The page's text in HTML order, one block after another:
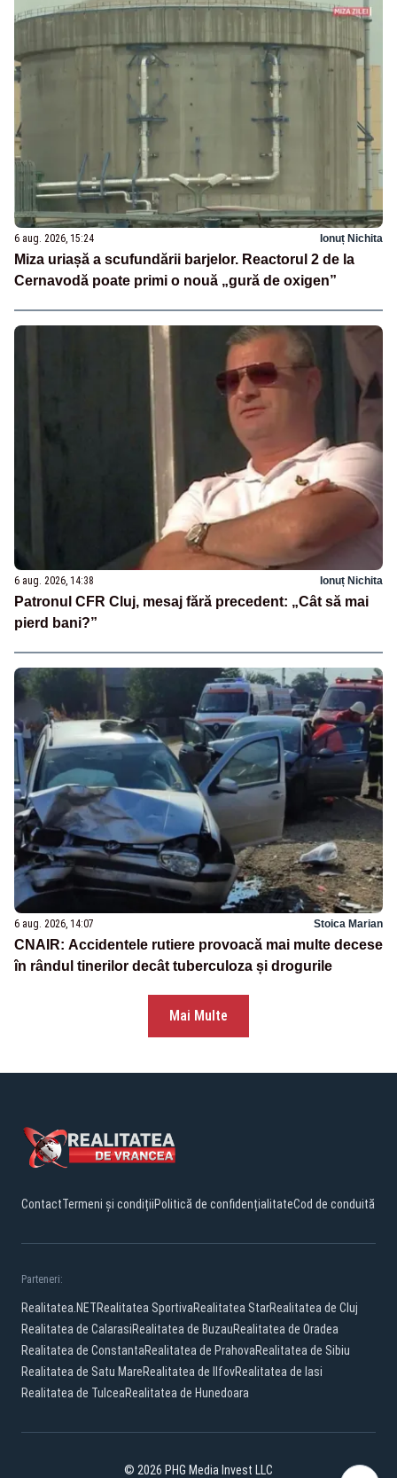
6 aug. 2026, 15:24 Ionuț Nichita
Miza uriașă a scufundării barjelor. Reactorul 2 de la
Cernavodă poate primi o nouă „gură de oxigen”
6 aug. 2026, 14:38 Ionuț Nichita
Patronul CFR Cluj, mesaj fără precedent: „Cât să mai
pierd bani?”
6 aug. 2026, 14:07 Stoica Marian
CNAIR: Accidentele rutiere provoacă mai multe decese
în rândul tinerilor decât tuberculoza și drogurile
Mai Multe
ContactTermeni și condițiiPolitică de confidențialitateCod de conduită
Parteneri:
Realitatea.NETRealitatea SportivaRealitatea StarRealitatea de Cluj
Realitatea de CalarasiRealitatea de BuzauRealitatea de Oradea
Realitatea de ConstantaRealitatea de PrahovaRealitatea de Sibiu
Realitatea de Satu MareRealitatea de IlfovRealitatea de Iasi
Realitatea de TulceaRealitatea de Hunedoara
© 2026 PHG Media Invest LLC